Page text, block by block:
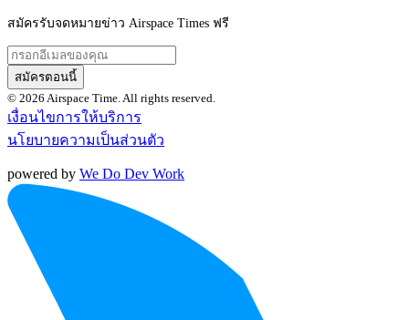
สมัครรับจดหมายข่าว Airspace Times ฟรี
สมัครตอนนี้
© 2026 Airspace Time. All rights reserved.
เงื่อนไขการให้บริการ
นโยบายความเป็นส่วนตัว
powered by We Do Dev Work